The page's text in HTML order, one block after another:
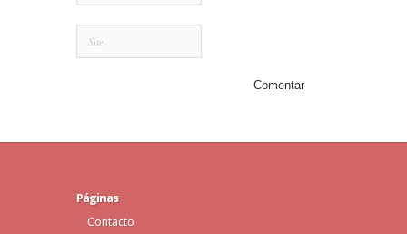
Páginas
Contacto